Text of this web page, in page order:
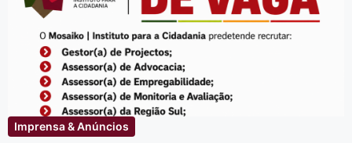
Imprensa & Anúncios